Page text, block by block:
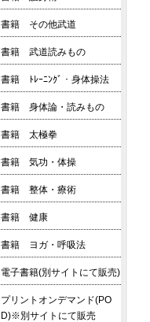
書籍 その他武道
書籍 武道読みもの
書籍 ﾄﾚｰﾆﾝｸﾞ・身体操法
書籍 身体論・読みもの
書籍 太極拳
書籍 気功・体操
書籍 整体・療術
書籍 健康
書籍 ヨガ・呼吸法
電子書籍(別サイトにて販売)
プリントオンデマンド(PO
D)※別サイトにて販売